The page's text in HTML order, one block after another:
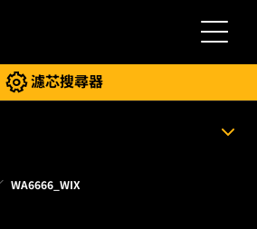
切換導航
濾芯搜尋器
WA6666_WIX